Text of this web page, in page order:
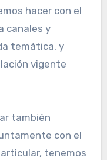
hacer con el
canales y
temática, y
vigente
también
con el
tenemos